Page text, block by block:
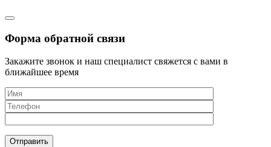
Форма обратной связи
Закажите звонок и наш специалист свяжется с вами в
ближайшее время